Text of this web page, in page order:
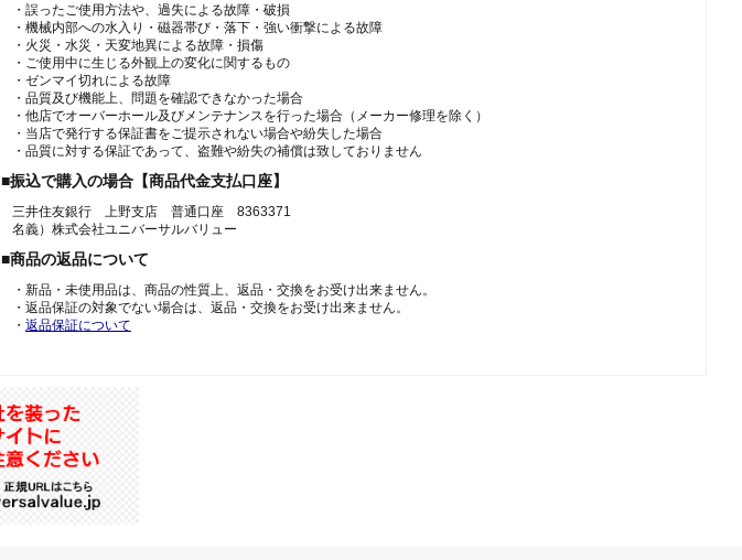
・誤ったご使用方法や、過失による故障・破損
・機械内部への水入り・磁器帯び・落下・強い衝撃による故障
・火災・水災・天変地異による故障・損傷
・ご使用中に生じる外観上の変化に関するもの
・ゼンマイ切れによる故障
・品質及び機能上、問題を確認できなかった場合
・他店でオーバーホール及びメンテナンスを行った場合（メーカー修理を除く）
・当店で発行する保証書をご提示されない場合や紛失した場合
・品質に対する保証であって、盗難や紛失の補償は致しておりません
■振込で購入の場合【商品代金支払口座】
三井住友銀行 上野支店 普通口座 8363371
名義）株式会社ユニバーサルバリュー
■商品の返品について
・新品・未使用品は、商品の性質上、返品・交換をお受け出来ません。
・返品保証の対象でない場合は、返品・交換をお受け出来ません。
・ 返品保証について